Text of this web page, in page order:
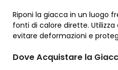
Riponi la giacca in un luogo
fonti di calore dirette.
evitare deformazioni e
Dove Acquistare la